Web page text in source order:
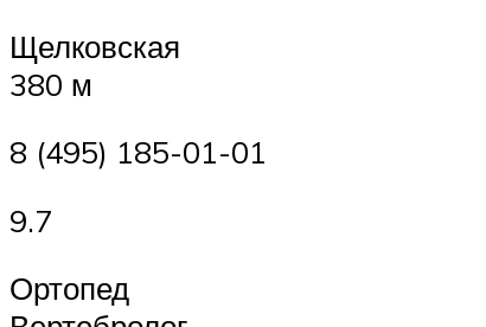
Щелковская
380 м
8 (495) 185-01-01
9.7
Ортопед